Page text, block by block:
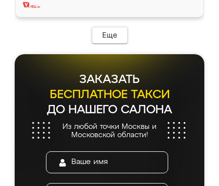
Еще
ЗАКАЗАТЬ
БЕСПЛАТНОЕ ТАКСИ
ДО НАШЕГО САЛОНА
Из любой точки Москвы и
Московской области!